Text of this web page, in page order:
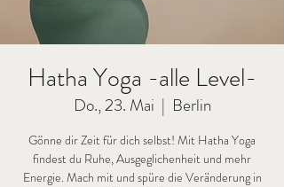
Hatha Yoga -alle Level-
Do., 23. Mai
  |
Berlin
Gönne dir Zeit für dich selbst! Mit Hatha Yoga
findest du Ruhe, Ausgeglichenheit und mehr
Energie. Mach mit und spüre die Veränderung in